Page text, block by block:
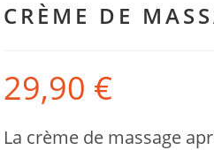
CRÈME DE
29,90 €
La crème de massage